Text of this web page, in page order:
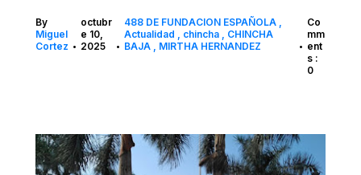
By
Miguel
Cortez •
octubr
e 10,
2025
•
488 DE FUNDACION ESPAÑOLA
Actualidad
chincha
CHINCHA
BAJA
MIRTHA HERNANDEZ •
Co
mm
ent
s :
0